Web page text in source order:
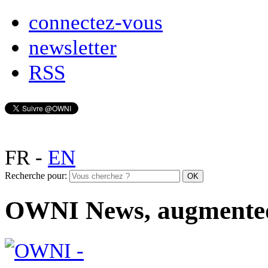
connectez-vous
newsletter
RSS
FR- EN
Recherche pour:
OWNI News,